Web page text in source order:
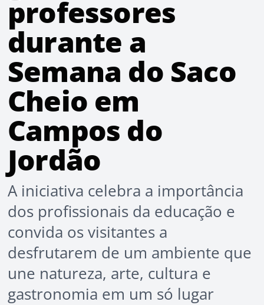
professores
durante a
Semana do Saco
Cheio em
Campos do
Jordão
A iniciativa celebra a importância
dos profissionais da educação e
convida os visitantes a
desfrutarem de um ambiente que
une natureza, arte, cultura e
gastronomia em um só lugar